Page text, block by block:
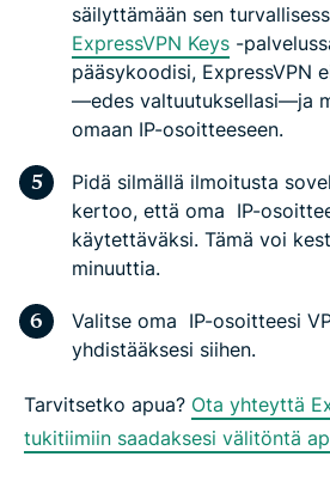
säilyttämään sen
ExpressVPN Keys -
pääsykoodisi, ExpressVPN
—edes valtuutuksellasi—ja
omaan IP-osoitteeseen.
Pidä silmällä ilmoitusta
kertoo, että oma IP-
käytettäväksi. Tämä voi
minuuttia.
Valitse oma IP-osoitteesi
yhdistääksesi siihen.
Tarvitsetko apua? Ota yhteyttä
tukitiimiin saadaksesi välitöntä